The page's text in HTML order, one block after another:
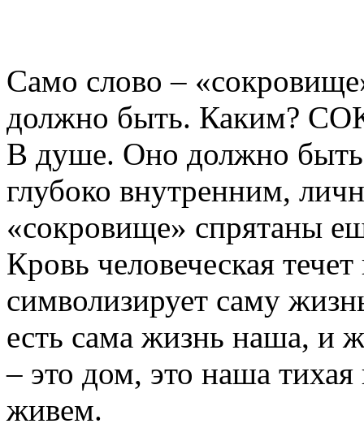
Само слово –
должно быть. Каким?
В душе. Оно должно
глубоко внутренним,
«сокровище» спрятаны
Кровь человеческая
символизирует саму
есть сама жизнь наша, и
– это дом, это наша
живем.